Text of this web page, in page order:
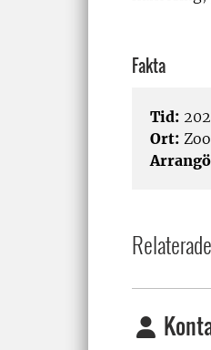
Fakta
Tid:
Ort: